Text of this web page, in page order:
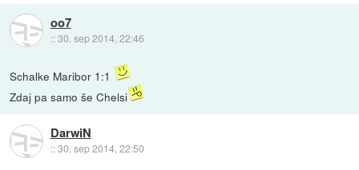
oo7
::30. sep 2014, 22:46
Schalke Maribor 1:1
Zdaj pa samo še Chelsi
DarwiN
::30. sep 2014, 22:50